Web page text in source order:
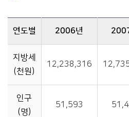
연도별 2006년
지방세
(천원)
12,238,316
인구
(명)
51,593